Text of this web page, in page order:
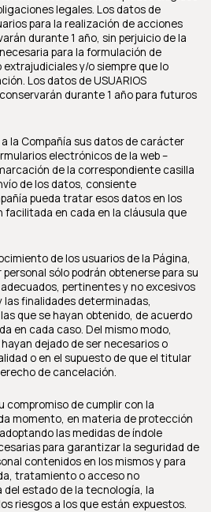
legales. Los datos de
para la realización de acciones
durante 1 año, sin perjuicio de la
para la formulación de
y/o siempre que lo
Los datos de USUARIOS
durante 1 año para futuros
la Compañía sus datos de carácter
electrónicos de la web –
de la correspondiente casilla
de los datos, consiente
pueda tratar esos datos en los
en cada en la cláusula que
de los usuarios de la Página,
sólo podrán obtenerse para su
pertinentes y no excesivos
las finalidades determinadas,
que se hayan obtenido, de acuerdo
en cada caso. Del mismo modo,
dejado de ser necesarios o
o en el supuesto de que el titular
de cancelación.
compromiso de cumplir con la
momento, en materia de protección
las medidas de índole
para garantizar la seguridad de
contenidos en los mismos y para
tratamiento o acceso no
estado de la tecnología, la
riesgos a los que están expuestos.